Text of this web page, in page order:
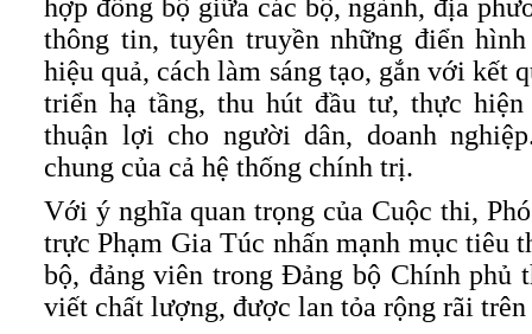
hợp đồng bộ giữa các bộ, ngành, địa
thông tin, tuyên truyền những điển
hiệu quả, cách làm sáng tạo, gắn với kết
triển hạ tầng, thu hút đầu tư, thực
thuận lợi cho người dân, doanh
chung của cả hệ thống chính trị.
Với ý nghĩa quan trọng của Cuộc thi,
trực Phạm Gia Túc nhấn mạnh mục tiêu
bộ, đảng viên trong Đảng bộ Chính phủ
viết chất lượng, được lan tỏa rộng rãi trên